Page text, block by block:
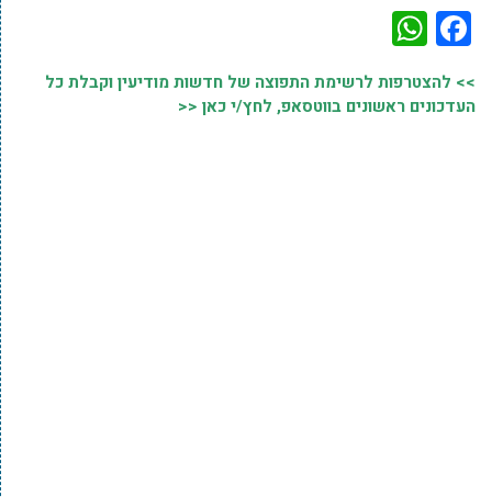
Facebook
>> להצטרפות לרשימת התפוצה של חדשות מודיעין וקבלת כל
העדכונים ראשונים בווטסאפ, לחץ/י כאן <<